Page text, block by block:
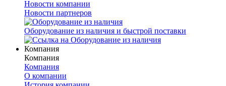
Новости компании
Новости партнеров
Оборудование из наличия и быстрой поставки
Компания
Компания
Компания
О компании